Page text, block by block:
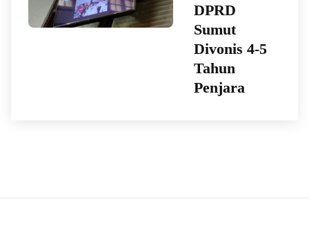
DPRD
Sumut
Divonis 4-5
Tahun
Penjara